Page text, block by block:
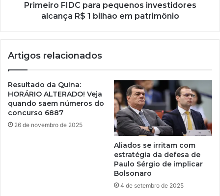
Primeiro FIDC para pequenos investidores
alcança R$ 1 bilhão em patrimônio
Artigos relacionados
Resultado da Quina:
HORÁRIO ALTERADO! Veja
quando saem números do
concurso 6887
26 de novembro de 2025
Aliados se irritam com
estratégia da defesa de
Paulo Sérgio de implicar
Bolsonaro
4 de setembro de 2025